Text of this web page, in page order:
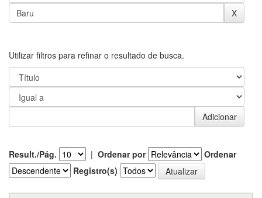
Utilizar filtros para refinar o resultado de busca.
Result./Pág. | Ordenar por
Ordenar
Registro(s)